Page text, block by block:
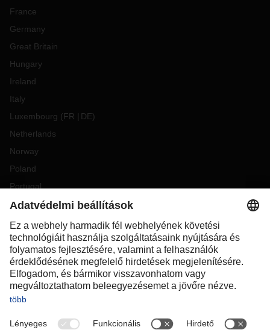
France
Germany
Great Britain
Hungary
Ireland
Italy
Luxembourg (FR DE)
Netherlands
Norway
Poland
Portugal
Romania
Slovakia
Spain
Sweden
Switzerland( DE FR)
Turkey
OCEANIA